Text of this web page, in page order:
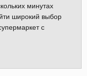
минутах
широкий выбор
с